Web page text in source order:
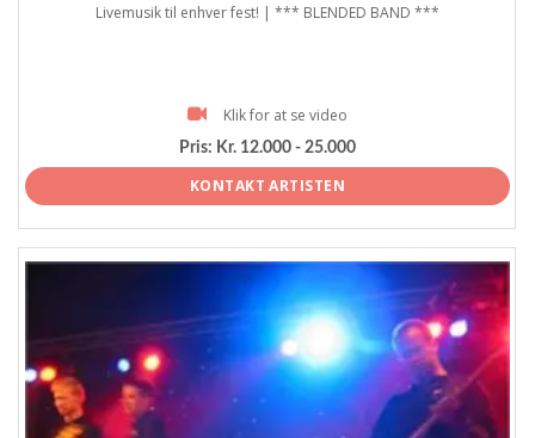
Livemusik til enhver fest! | *** BLENDED BAND ***
Klik for at se video
Pris: Kr. 12.000 - 25.000
KONTAKT ARTISTEN